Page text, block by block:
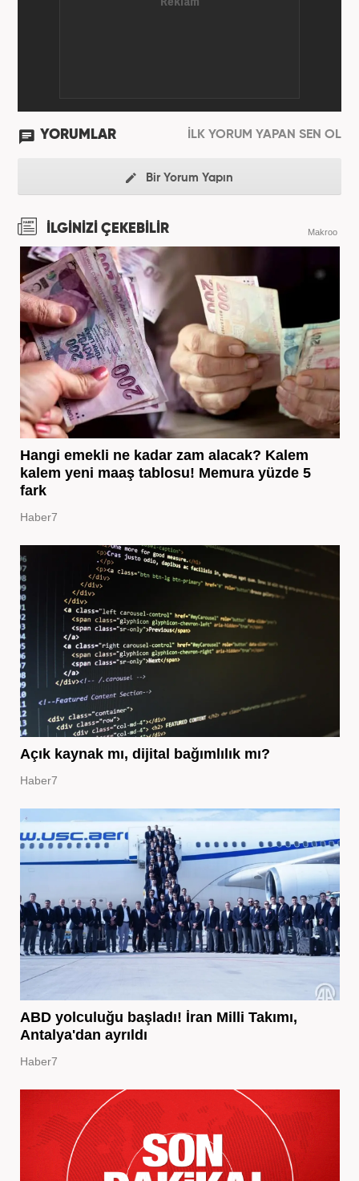
YORUMLAR İLK YORUM YAPAN SEN OL
Bir Yorum Yapın
İLGİNİZİ ÇEKEBİLİR Makroo
Hangi emekli ne kadar zam alacak? Kalem
kalem yeni maaş tablosu! Memura yüzde 5
fark
Haber7
Açık kaynak mı, dijital bağımlılık mı?
Haber7
ABD yolculuğu başladı! İran Milli Takımı,
Antalya'dan ayrıldı
Haber7